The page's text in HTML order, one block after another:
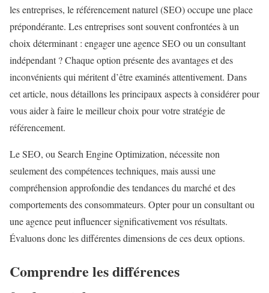
les entreprises, le référencement naturel (SEO) occupe une place
prépondérante. Les entreprises sont souvent confrontées à un
choix déterminant : engager une agence SEO ou un consultant
indépendant ? Chaque option présente des avantages et des
inconvénients qui méritent d’être examinés attentivement. Dans
cet article, nous détaillons les principaux aspects à considérer pour
vous aider à faire le meilleur choix pour votre stratégie de
référencement.
Le SEO, ou Search Engine Optimization, nécessite non
seulement des compétences techniques, mais aussi une
compréhension approfondie des tendances du marché et des
comportements des consommateurs. Opter pour un consultant ou
une agence peut influencer significativement vos résultats.
Évaluons donc les différentes dimensions de ces deux options.
Comprendre les différences